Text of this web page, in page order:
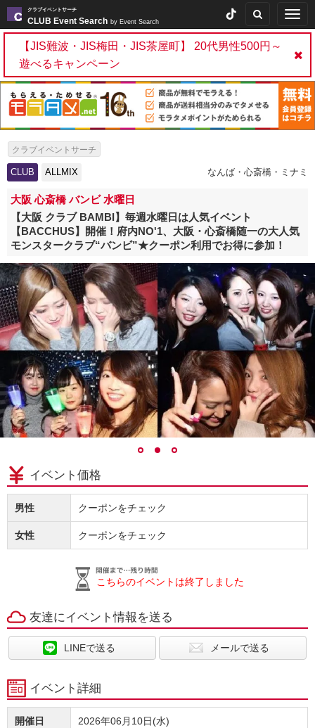
クラブイベントサーチ
CLUB Event Search by Event Search
【JIS難波・JIS梅田・JIS茶屋町】 20代男性500円～
遊べるキャンペーン
クラブイベントサーチ
CLUB ALLMIX なんば・心斎橋・ミナミ
大阪 心斎橋 バンビ 水曜日
【大阪 クラブ BAMBI】毎週水曜日は人気イベント
【BACCHUS】開催！府内NO'1、大阪・心斎橋随一の大人気
モンスタークラブ“バンビ”★クーポン利用でお得に参加！
イベント価格
男性 クーポンをチェック
女性 クーポンをチェック
こちらのイベントは終了しました
友達にイベント情報を送る
LINEで送る メールで送る
イベント詳細
開催日 2026年06月10日(水)